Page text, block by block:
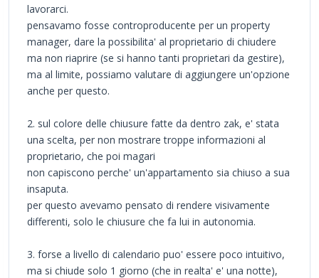
lavorarci.
pensavamo fosse controproducente per un property
manager, dare la possibilita' al proprietario di chiudere
ma non riaprire (se si hanno tanti proprietari da gestire),
ma al limite, possiamo valutare di aggiungere un'opzione
anche per questo.
2. sul colore delle chiusure fatte da dentro zak, e' stata
una scelta, per non mostrare troppe informazioni al
proprietario, che poi magari
non capiscono perche' un'appartamento sia chiuso a sua
insaputa.
per questo avevamo pensato di rendere visivamente
differenti, solo le chiusure che fa lui in autonomia.
3. forse a livello di calendario puo' essere poco intuitivo,
ma si chiude solo 1 giorno (che in realta' e' una notte),